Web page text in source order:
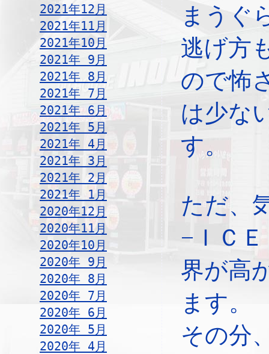
2021年12月
2021年11月
2021年10月
2021年 9月
2021年 8月
2021年 7月
2021年 6月
2021年 5月
2021年 4月
2021年 3月
2021年 2月
2021年 1月
2020年12月
2020年11月
2020年10月
2020年 9月
2020年 8月
2020年 7月
2020年 6月
2020年 5月
2020年 4月
まうぐ
逃げ方
ので怖
は少な
す。
ただ、
−ＩＣ
界が高
ます。
その分